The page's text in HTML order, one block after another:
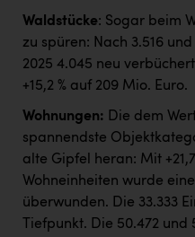
Waldstücke: Sogar beim
zu spüren: Nach 3.516
2025 4.045 neu
+15,2 % auf 209 Mio. Euro.
Wohnungen: Die dem
spannendste
alte Gipfel heran: Mit
Wohneinheiten wurde
überwunden. Die 33.333
Tiefpunkt. Die 50.472 und